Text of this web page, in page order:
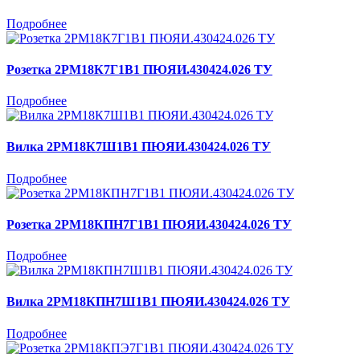
Подробнее
Розетка 2РМ18К7Г1В1 ПЮЯИ.430424.026 ТУ
Подробнее
Вилка 2РМ18К7Ш1В1 ПЮЯИ.430424.026 ТУ
Подробнее
Розетка 2РМ18КПН7Г1В1 ПЮЯИ.430424.026 ТУ
Подробнее
Вилка 2РМ18КПН7Ш1В1 ПЮЯИ.430424.026 ТУ
Подробнее